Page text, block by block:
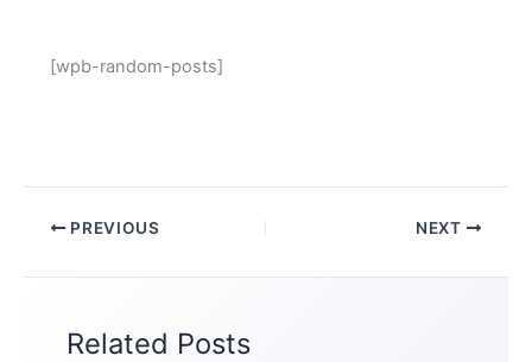
[wpb-random-posts]
PREVIOUS NEXT
Related Posts